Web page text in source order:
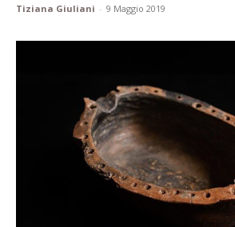
Tiziana Giuliani - 9 Maggio 2019